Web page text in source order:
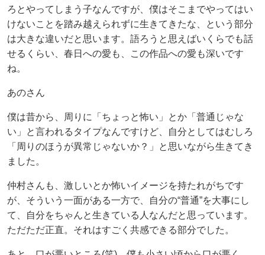
ろとやってしまう子なんですが、僕はそこまでやってはい
けないことを踏み越えられずに生きてきたな、という部分
は大きな違いだと思います。語ろうと思えばいくらでも話
せるくらい、春日への愛も、この作品への愛も深いです
ね。
あのさん
僕は昔から、周りに「ちょっと怖い」とか「普通じゃな
い」と言われるタイプなんですけど、自分としてはむしろ
「周りのほうが異常じゃないか？」と思いながら生きてき
ました。
仲村さんも、激しいとか怖いイメージを持たれがちです
が、そういう一面がある一方で、自分の“普通”を大事にし
て、自分をちゃんと生きている人なんだと思っています。
ただただ正直。それはすごく共感できる部分でした。